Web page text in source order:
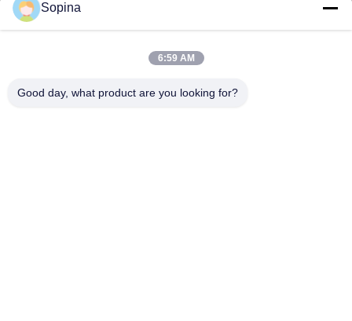
O nosso endereço
NO.61 Zona Industrial Pingxi, cidade de Huashan, distrito de
Sopina
6:59 AM
Good day, what product are you looking for?